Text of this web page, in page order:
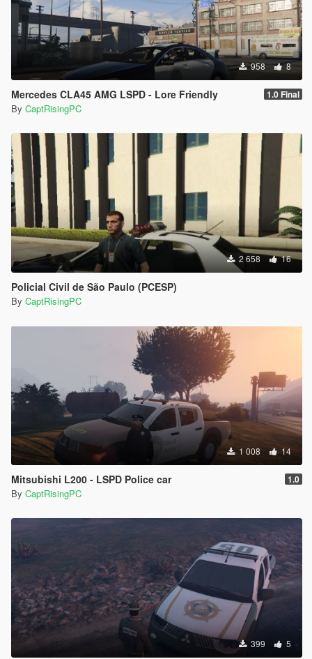
958 8
Mercedes CLA45 AMG LSPD - Lore Friendly 1.0 Final
By CaptRisingPC
2 658 16
Policial Civil de São Paulo (PCESP)
By CaptRisingPC
1 008 14
Mitsubishi L200 - LSPD Police car 1.0
By CaptRisingPC
399 5